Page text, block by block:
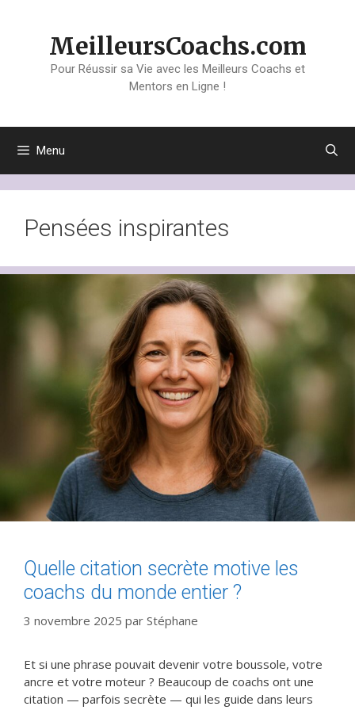
MeilleursCoachs.com
Pour Réussir sa Vie avec les Meilleurs Coachs et
Mentors en Ligne !
Menu
Pensées inspirantes
Quelle citation secrète motive les
coachs du monde entier ?
3 novembre 2025 par Stéphane
Et si une phrase pouvait devenir votre boussole, votre
ancre et votre moteur ? Beaucoup de coachs ont une
citation — parfois secrète — qui les guide dans leurs